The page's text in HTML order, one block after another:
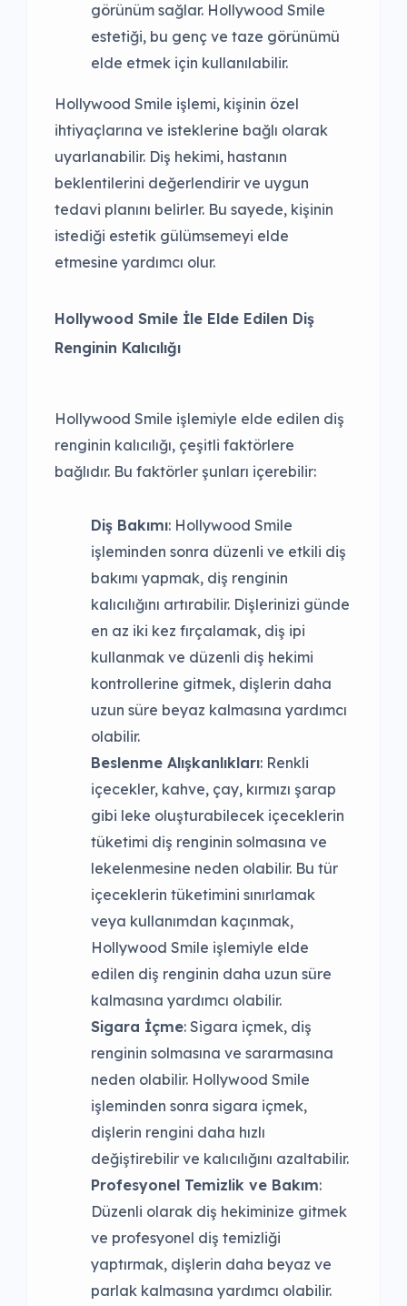
görünüm sağlar. Hollywood Smile
estetiği, bu genç ve taze görünümü
elde etmek için kullanılabilir.
Hollywood Smile işlemi, kişinin özel
ihtiyaçlarına ve isteklerine bağlı olarak
uyarlanabilir. Diş hekimi, hastanın
beklentilerini değerlendirir ve uygun
tedavi planını belirler. Bu sayede, kişinin
istediği estetik gülümsemeyi elde
etmesine yardımcı olur.
Hollywood Smile İle Elde Edilen Diş
Renginin Kalıcılığı
Hollywood Smile işlemiyle elde edilen diş
renginin kalıcılığı, çeşitli faktörlere
bağlıdır. Bu faktörler şunları içerebilir:
Diş Bakımı: Hollywood Smile
işleminden sonra düzenli ve etkili diş
bakımı yapmak, diş renginin
kalıcılığını artırabilir. Dişlerinizi günde
en az iki kez fırçalamak, diş ipi
kullanmak ve düzenli diş hekimi
kontrollerine gitmek, dişlerin daha
uzun süre beyaz kalmasına yardımcı
olabilir.
Beslenme Alışkanlıkları: Renkli
içecekler, kahve, çay, kırmızı şarap
gibi leke oluşturabilecek içeceklerin
tüketimi diş renginin solmasına ve
lekelenmesine neden olabilir. Bu tür
içeceklerin tüketimini sınırlamak
veya kullanımdan kaçınmak,
Hollywood Smile işlemiyle elde
edilen diş renginin daha uzun süre
kalmasına yardımcı olabilir.
Sigara İçme: Sigara içmek, diş
renginin solmasına ve sararmasına
neden olabilir. Hollywood Smile
işleminden sonra sigara içmek,
dişlerin rengini daha hızlı
değiştirebilir ve kalıcılığını azaltabilir.
Profesyonel Temizlik ve Bakım:
Düzenli olarak diş hekiminize gitmek
ve profesyonel diş temizliği
yaptırmak, dişlerin daha beyaz ve
parlak kalmasına yardımcı olabilir.